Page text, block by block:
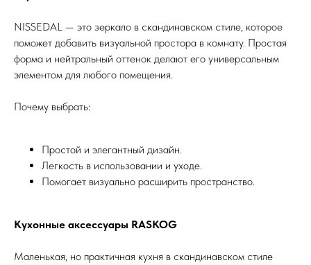
NISSEDAL — это зеркало в скандинавском стиле, которое
поможет добавить визуальной простора в комнату. Простая
форма и нейтральный оттенок делают его универсальным
элементом для любого помещения.
Почему выбрать:
Простой и элегантный дизайн.
Легкость в использовании и уходе.
Помогает визуально расширить пространство.
Кухонные аксессуары RASKOG
Маленькая, но практичная кухня в скандинавском стиле